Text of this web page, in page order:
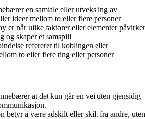
en samtale eller utveksling av
ideer mellom to eller flere personer
er når ulike faktorer eller elementer påvirker
og skaper et samspill
refererer til koblingen eller
to eller flere ting eller personer
at det kun går en vei uten gjensidig
betyr å være adskilt eller skilt fra andre, uten